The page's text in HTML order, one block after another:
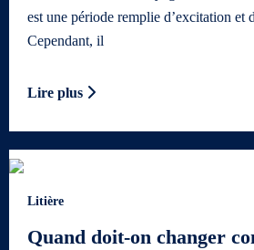
est une période remplie d’excitation et
Cependant, il
Lire plus
Litière
Quand doit-on changer